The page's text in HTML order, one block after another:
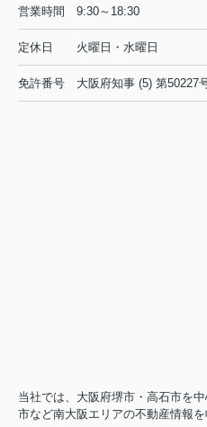
営業時間 9:30～18:30
定休日 火曜日・水曜日
免許番号 大阪府知事 (5) 第50227
当社では、大阪府堺市・高石市を
市など南大阪エリアの不動産情報